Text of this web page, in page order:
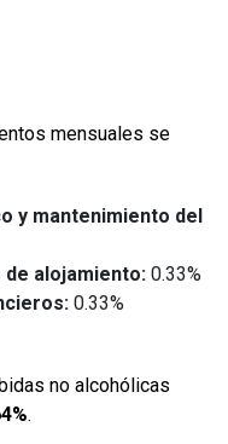
mensuales se
y mantenimiento del
alojamiento: 0.33%
0.33%
no alcohólicas
.